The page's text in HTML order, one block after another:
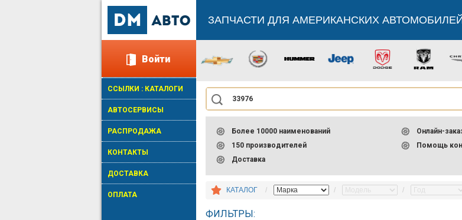
Войти
ССЫЛКИ : КАТАЛОГИ
АВТОСЕРВИСЫ
РАСПРОДАЖА
КОНТАКТЫ
ДОСТАВКА
ОПЛАТА
ЗАПЧАСТИ ДЛЯ АМЕРИКАНСКИХ
Более 10000 наименований
150 производителей
Доставка
Онлайн-
Помощь
КАТАЛОГ
ФИЛЬТРЫ: